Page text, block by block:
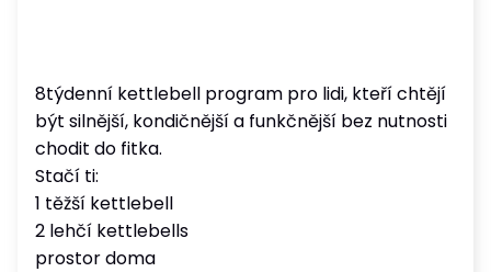
8týdenní kettlebell program pro lidi, kteří chtějí
být silnější, kondičnější a funkčnější bez nutnosti
chodit do fitka.
Stačí ti:
1 těžší kettlebell
2 lehčí kettlebells
prostor doma